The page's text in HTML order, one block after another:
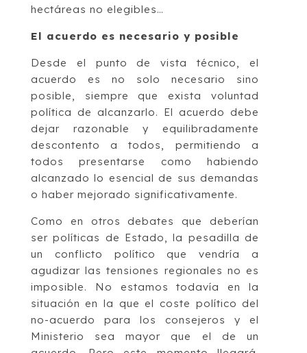
hectáreas no elegibles…
El acuerdo es necesario y posible
Desde el punto de vista técnico, el
acuerdo es no solo necesario sino
posible, siempre que exista voluntad
política de alcanzarlo. El acuerdo debe
dejar razonable y equilibradamente
descontento a todos, permitiendo a
todos presentarse como habiendo
alcanzado lo esencial de sus demandas
o haber mejorado significativamente.
Como en otros debates que deberían
ser políticas de Estado, la pesadilla de
un conflicto político que vendría a
agudizar las tensiones regionales no es
imposible. No estamos todavía en la
situación en la que el coste político del
no-acuerdo para los consejeros y el
Ministerio sea mayor que el de un